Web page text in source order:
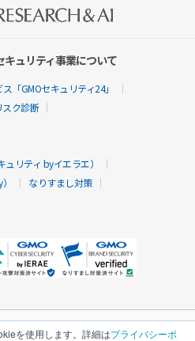
を使用します。詳細はプライバシーポ
キュリティ事業について
「GMOセキュリティ24」
ク診断
リティ byイエラエ）
なりすまし対策